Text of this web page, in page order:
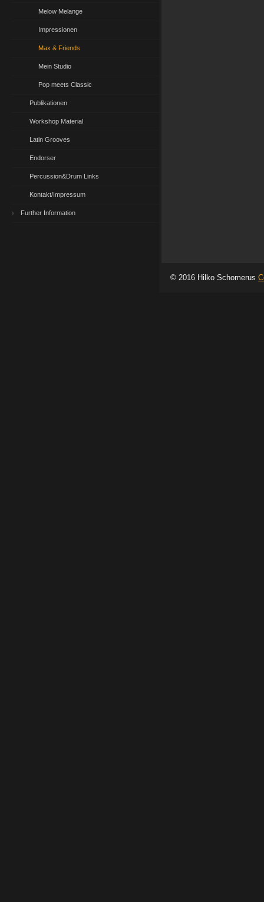
Melow Melange
Impressionen
Max & Friends
Mein Studio
Pop meets Classic
Publikationen
Workshop Material
Latin Grooves
Endorser
Percussion&Drum Links
Kontakt/Impressum
Further Information
© 2016 Hilko Schomerus